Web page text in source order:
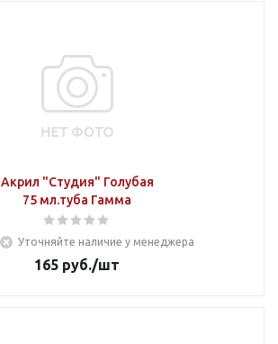
Акрил "Студия" Голубая
75 мл.туба Гамма
Уточняйте наличие у менеджера
165 руб./шт